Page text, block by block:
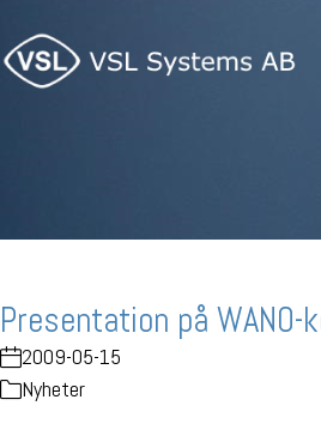
Presentation på WANO-
2009-05-15
Nyheter